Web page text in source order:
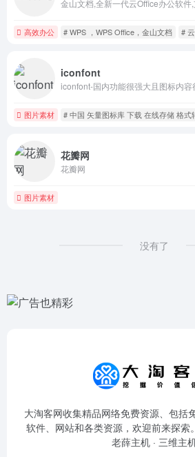
高效办公 # WPS ，WPS Office，金山文档 #
iconfont
图片素材 # 中国 矢量图标库 下载 在线存储 格式
花瓣网
花瓣网
图片素材
没有了
大淘客网收集精品网络免费资源、包括
软件、网站和各类资源，欢迎前来探索
老薛主机 · 三维主